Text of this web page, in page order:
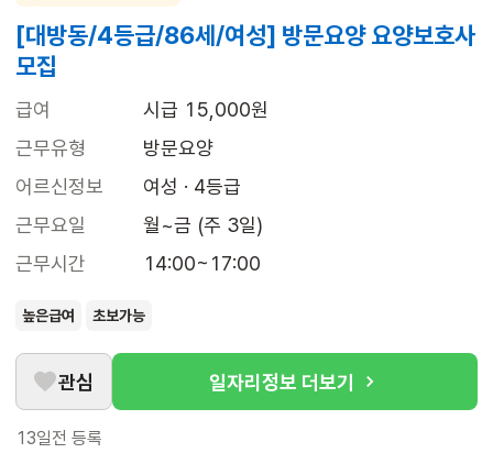
[대방동/4등급/86세/여성] 방문요양 요양보호사
모집
급여
시급 15,000원
근무유형
방문요양
어르신정보
여성 · 4등급
근무요일
월~금 (주 3일)
근무시간
14:00~17:00
높은급여 초보가능
관심 일자리정보 더보기
13일전 등록